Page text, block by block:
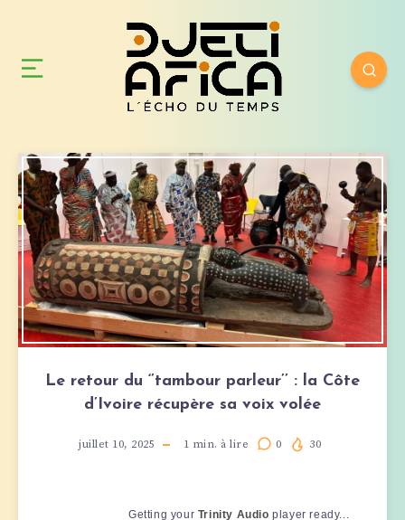
Le retour du ‘’tambour parleur’’ : la Côte
d’Ivoire récupère sa voix volée
juillet 10, 2025 1 min. à lire 0 30
Getting your Trinity Audio player ready...